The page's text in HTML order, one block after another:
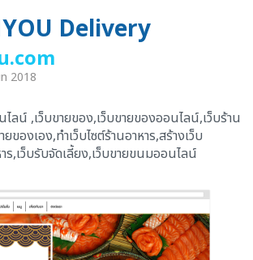
Delivery
2018
ไลน์ ,เว็บขายของ,เว็บขายของออนไลน์,เว็บร้าน
ยของเอง,ทำเว็บไซต์ร้านอาหาร,สร้างเว็บ
ร,เว็บรับจัดเลี้ยง,เว็บขายขนมออนไลน์